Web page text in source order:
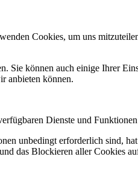
Cookies, um uns
Sie können auch einige Ihrer
anbieten können.
Dienste und
unbedingt erforderlich sind,
das Blockieren aller Cookies